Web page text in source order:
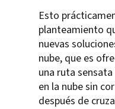
Esto
planteamiento
nuevas
nube, que es
una ruta
en la nube sin
después de